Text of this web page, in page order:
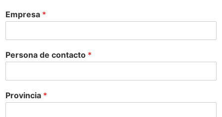
Empresa *
Persona de contacto *
Provincia *